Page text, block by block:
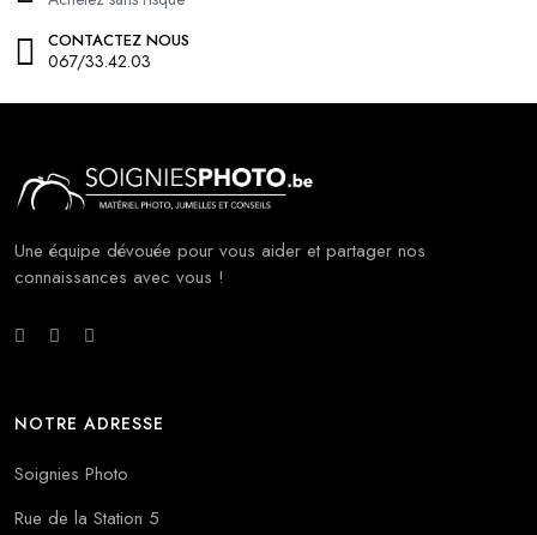
CONTACTEZ NOUS
067/33.42.03
Une équipe dévouée pour vous aider et partager nos
connaissances avec vous !
NOTRE ADRESSE
Soignies Photo
Rue de la Station 5